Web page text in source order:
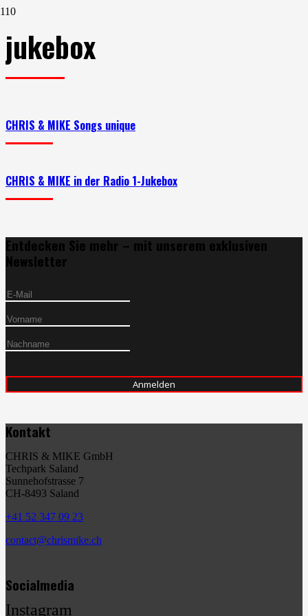
jukebox
CHRIS & MIKE Songs unique
CHRIS & MIKE in der Radio 1-Jukebox
Entdecken Sie mehr – mit unserem exklusiven
Newsletter
Kontakt
CHRIS & MIKE GmbH
Techpark Saland
Sunnehofstrasse 7
CH-8493 Saland
+41 52 347 09 23
contact@chrismike.ch
Socialmedia
Instagram